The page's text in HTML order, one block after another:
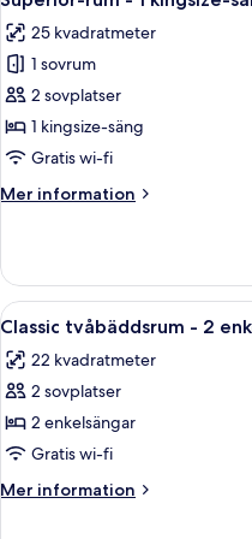
dubbelsäng
alla
foton
för
Superior-
rum
-
kingsize-
25 kvadratmeter
1 sovrum
2 sovplatser
1 kingsize-säng
Gratis wi-fi
Mer information
Mer
rum
1
säng
Öppna
alla
foton
för
Classic
tvåbäddsrum
-
2
8
Classic tvåbäddsrum - 2
22 kvadratmeter
2 sovplatser
2 enkelsängar
Gratis wi-fi
Mer information
Mer